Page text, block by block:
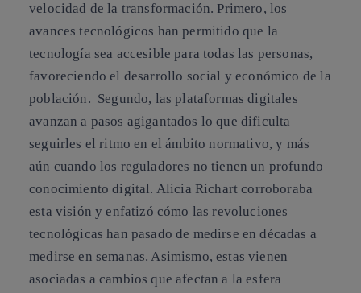
velocidad de la transformación. Primero, los
avances tecnológicos han permitido que la
tecnología sea accesible para todas las personas,
favoreciendo el desarrollo social y económico de la
población. Segundo, las plataformas digitales
avanzan a pasos agigantados lo que dificulta
seguirles el ritmo en el ámbito normativo, y más
aún cuando los reguladores no tienen un profundo
conocimiento digital. Alicia Richart corroboraba
esta visión y enfatizó cómo las revoluciones
tecnológicas han pasado de medirse en décadas a
medirse en semanas. Asimismo, estas vienen
asociadas a cambios que afectan a la esfera